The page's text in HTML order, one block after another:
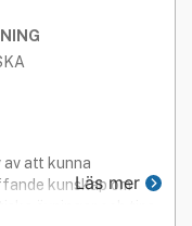
av att kunna
kunskap om
Läs mer